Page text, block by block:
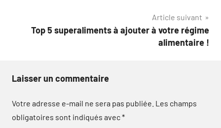
Article suivant
Top 5 superaliments à ajouter à votre régime
alimentaire !
Laisser un commentaire
Votre adresse e-mail ne sera pas publiée. Les champs
obligatoires sont indiqués avec*